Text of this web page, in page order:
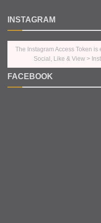
INSTAGRAM
The Instagram Access Token
Social, Like & View >
FACEBOOK